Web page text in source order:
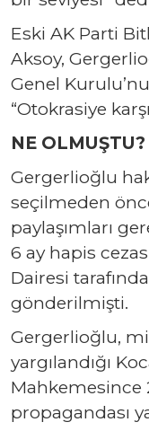
Eski AK Parti
Aksoy,
Genel
“Otokrasiye
NE OLMUŞTU?
​Gergerlioğlu
seçilmeden
paylaşımları
6 ay hapis
Dairesi
gönderilmişti.
Gergerlioğlu,
yargılandığı
Mahkemesince
propagandası